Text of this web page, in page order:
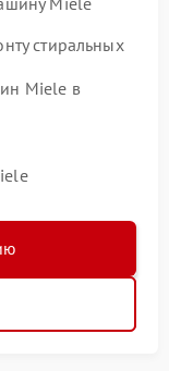
стиральных
Miele в